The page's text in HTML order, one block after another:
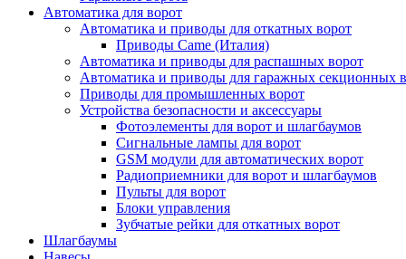
Автоматика для ворот
Автоматика и приводы для откатных ворот
Приводы Came (Италия)
Автоматика и приводы для распашных ворот
Автоматика и приводы для гаражных секционных
Приводы для промышленных ворот
Устройства безопасности и аксессуары
Фотоэлементы для ворот и шлагбаумов
Сигнальные лампы для ворот
GSM модули для автоматических ворот
Радиоприемники для ворот и шлагбаумов
Пульты для ворот
Блоки управления
Зубчатые рейки для откатных ворот
Шлагбаумы